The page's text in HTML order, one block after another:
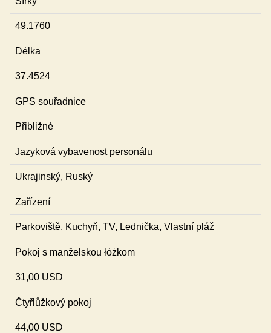
49.1760
Délka
37.4524
GPS souřadnice
Přibližné
Jazyková vybavenost personálu
Ukrajinský, Ruský
Zařízení
Parkoviště, Kuchyň, TV, Lednička, Vlastní pláž
Pokoj s manželskou łóżkom
31,00 USD
Čtyřlůžkový pokoj
44,00 USD